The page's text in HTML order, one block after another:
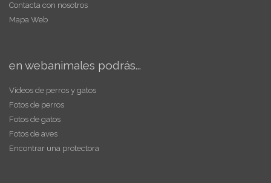
Contacta con nosotros
Mapa Web
en webanimales podrás...
Vídeos de perros y gatos
Fotos de perros
Fotos de gatos
Fotos de aves
Encontrar una protectora